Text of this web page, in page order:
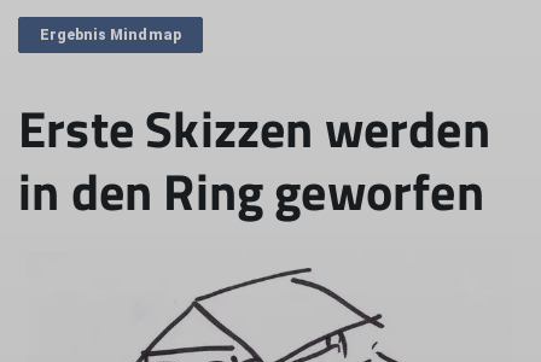
Ergebnis Mindmap
Erste Skizzen werden
in den Ring geworfen